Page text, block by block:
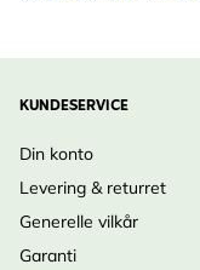
KUNDESERVICE
Din konto
Levering & returret
Generelle vilkår
Garanti